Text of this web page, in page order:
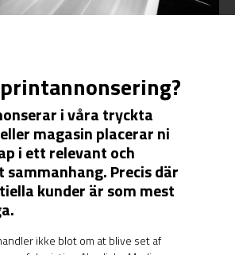
i våra tryckta
magasin placerar ni
i ett relevant och
Precis där
kunder är som mest
ikke blot om at blive set af